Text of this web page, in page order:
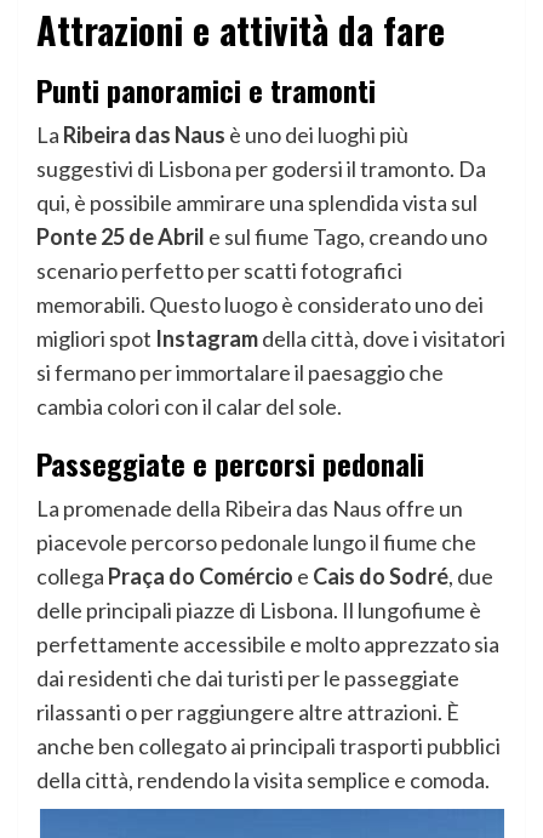
Attrazioni e attività da fare
Punti panoramici e tramonti
La Ribeira das Naus è uno dei luoghi più
suggestivi di Lisbona per godersi il tramonto. Da
qui, è possibile ammirare una splendida vista sul
Ponte 25 de Abril e sul fiume Tago, creando uno
scenario perfetto per scatti fotografici
memorabili. Questo luogo è considerato uno dei
migliori spot Instagramdella città, dove i visitatori
si fermano per immortalare il paesaggio che
cambia colori con il calar del sole.
Passeggiate e percorsi pedonali
La promenade della Ribeira das Naus offre un
piacevole percorso pedonale lungo il fiume che
collega Praça do Comércio e Cais do Sodré, due
delle principali piazze di Lisbona. Il lungofiume è
perfettamente accessibile e molto apprezzato sia
dai residenti che dai turisti per le passeggiate
rilassanti o per raggiungere altre attrazioni. È
anche ben collegato ai principali trasporti pubblici
della città, rendendo la visita semplice e comoda.